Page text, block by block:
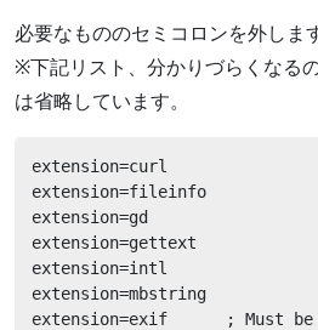
必要なもののセミコロンを外します
※下記リスト、分かりづらくなる
は省略しています。
extension=curl
extension=fileinfo
extension=gd
extension=gettext
extension=intl
extension=mbstring
extension=exif      ; Must be